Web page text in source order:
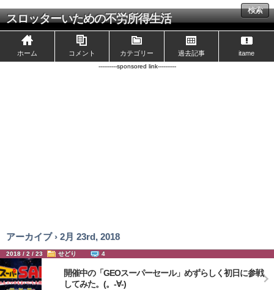
スロッターいための不労所得生活
検索
ホーム コメント カテゴリー 過去記事 itame
----------sponsored link----------
アーカイブ › 2月 23rd, 2018
2018 / 2 / 23 せどり 4
開催中の「GEOスーパーセール」めずらしく初日に参戦
してみた。(。-∀-)